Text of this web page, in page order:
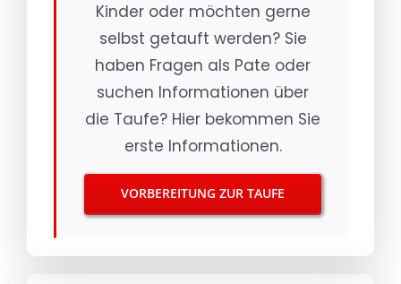
Kinder oder möchten gerne
selbst getauft werden? Sie
haben Fragen als Pate oder
suchen Informationen über
die Taufe? Hier bekommen Sie
erste Informationen.
VORBEREITUNG ZUR TAUFE